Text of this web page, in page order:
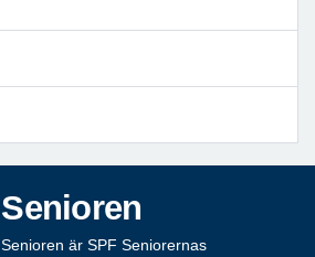
Senioren
Senioren är SPF Seniorernas